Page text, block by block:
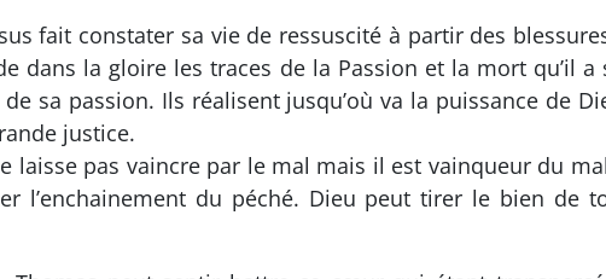
fait constater sa vie de ressuscité à partir des
dans la gloire les traces de la Passion et la mort qu’il
sa passion. Ils réalisent jusqu’où va la puissance de
justice.
laisse pas vaincre par le mal mais il est vainqueur du
l’enchainement du péché. Dieu peut tirer le bien de